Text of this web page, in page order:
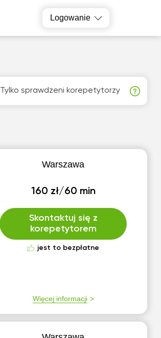
Logowanie
Tylko sprawdzeni korepetytorzy
Warszawa
160 zł/60 min
Skontaktuj się z
korepetytorem
jest to bezpłatne
Więcej informacji